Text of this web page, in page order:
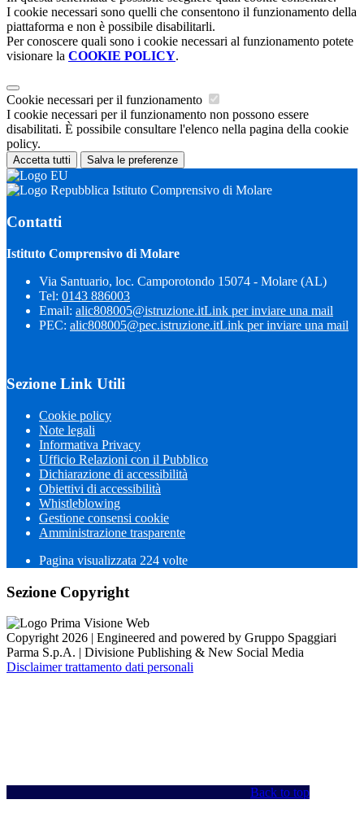
I cookie necessari sono quelli che consentono il funzionamento della
piattaforma e non è possibile disabilitarli.
Per conoscere quali sono i cookie necessari al funzionamento potete
visionare la COOKIE POLICY.
Cookie necessari per il funzionamento
I cookie necessari per il funzionamento non possono essere
disabilitati. È possibile consultare l'elenco nella pagina della cookie
policy.
Accetta tutti Salva le preferenze
Istituto Comprensivo di Molare
Contatti
Istituto Comprensivo di Molare
Via Santuario, loc. Camporotondo 15074 - Molare (AL)
Tel: 0143 886003
Email: alic808005@istruzione.itLink per inviare una mail
PEC: alic808005@pec.istruzione.itLink per inviare una mail
Sezione Link Utili
Cookie policy
Note legali
Informativa Privacy
Ufficio Relazioni con il Pubblico
Dichiarazione di accessibilità
Obiettivi di accessibilità
Whistleblowing
Gestione consensi cookie
Amministrazione trasparente
Pagina visualizzata 224 volte
Sezione Copyright
Copyright 2026 | Engineered and powered by Gruppo Spaggiari
Parma S.p.A. | Divisione Publishing & New Social Media
Disclaimer trattamento dati personali
Back to top